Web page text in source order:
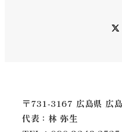
〒731-3167 広島県 広
代表：林 弥生